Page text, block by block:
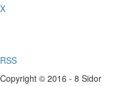
X
RSS
Copyright © 2016 - 8 Sidor